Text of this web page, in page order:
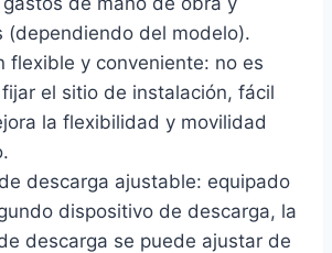
(dependiendo del modelo).
flexible y conveniente: no es
el sitio de instalación, fácil
la flexibilidad y movilidad
descarga ajustable: equipado
dispositivo de descarga, la
descarga se puede ajustar de